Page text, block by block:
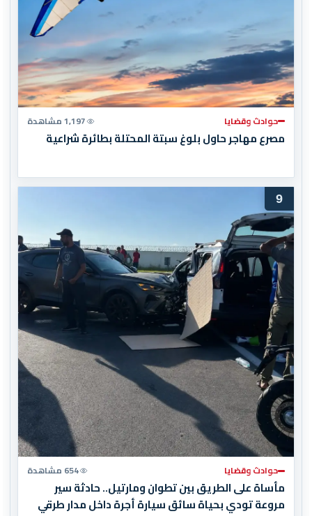
حوادث وقضايا 1,197 مشاهدة
مصرع مهاجر حاول بلوغ سبتة المحتلة بطائرة شراعية
9
حوادث وقضايا 654 مشاهدة
مأساة على الطريق بين تطوان ومارتيل.. حادثة سير
مروعة تودي بحياة سائق سيارة أجرة داخل مدار طرقي